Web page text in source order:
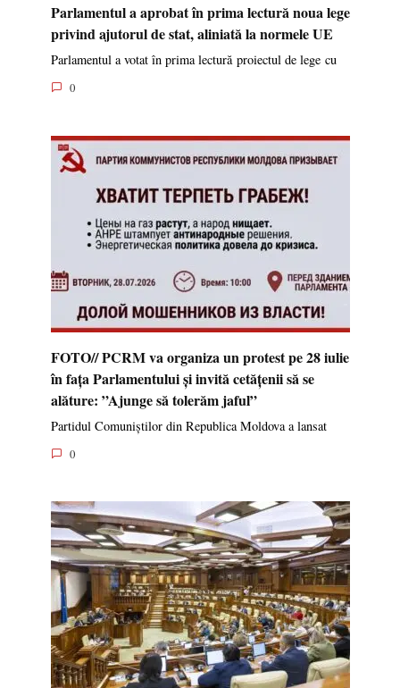
Parlamentul a aprobat în prima lectură noua lege
privind ajutorul de stat, aliniată la normele UE
Parlamentul a votat în prima lectură proiectul de lege cu
0
FOTO// PCRM va organiza un protest pe 28 iulie
în fața Parlamentului și invită cetățenii să se
alăture: ”Ajunge să tolerăm jaful”
Partidul Comuniștilor din Republica Moldova a lansat
0